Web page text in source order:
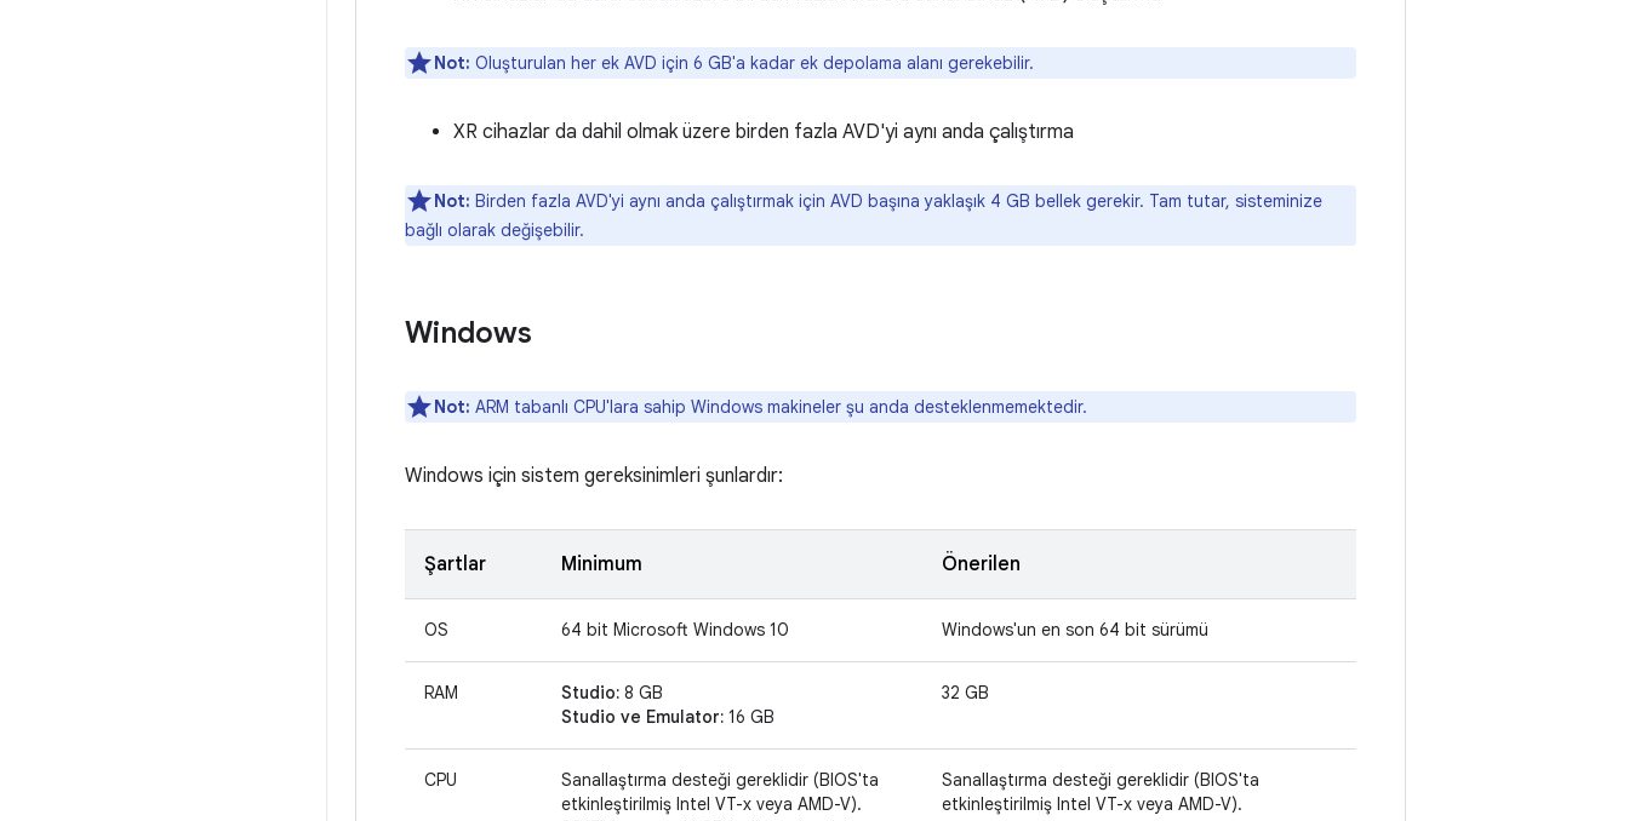
Not: Oluşturulan her ek AVD için 6 GB'a kadar ek depolama alanı gerekebilir.
XR cihazlar da dahil olmak üzere birden fazla AVD'yi aynı anda çalıştırma
Not: Birden fazla AVD'yi aynı anda çalıştırmak için AVD başına yaklaşık 4 GB bellek gerekir. Tam tutar, sisteminize
bağlı olarak değişebilir.
Windows
Not: ARM tabanlı CPU'lara sahip Windows makineler şu anda desteklenmemektedir.
Windows için sistem gereksinimleri şunlardır:
Şartlar Minimum Önerilen
OS 64 bit Microsoft Windows 10 Windows'un en son 64 bit sürümü
RAM Studio: 8 GB
Studio ve Emulator: 16 GB
32 GB
CPU
Sanallaştırma desteği gereklidir (BIOS'ta
etkinleştirilmiş Intel VT-x veya AMD-V).
Sanallaştırma desteği gereklidir (BIOS'ta
etkinleştirilmiş Intel VT-x veya AMD-V).